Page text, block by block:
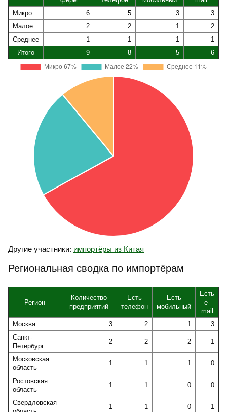
Микро
6 5 3
3
Малое
2 2 1
2
Среднее
1 1 1
1
Итого
9 8 5 6
Другие участники: импортёры из Китая
Региональная сводка по импортёрам
Регион
Количество
предприятий
Есть
телефон
Есть
мобильный
Есть
e-
mail
Москва
3 2 1
3
Санкт-
Петербург
2 2 2 1
Московская
область
1 1 1 0
Ростовская
область
1 1 0 0
Свердловская
1 1 0 1